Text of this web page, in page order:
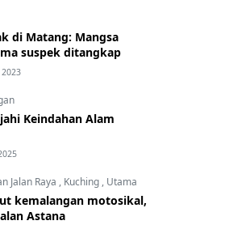
di Matang: Mangsa
suspek ditangkap
Keindahan Alam
Jalan Raya , Kuching , Utama
kemalangan motosikal,
Astana